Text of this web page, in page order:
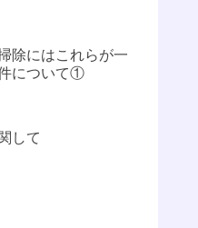
除にはこれらが一
について①
して